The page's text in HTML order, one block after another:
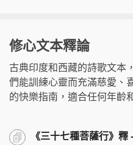
修心文本釋論
古典印度和西藏的詩歌文本
們能訓練心靈而充滿慈愛、
的快樂指南，適合任何年齡
《三十七種菩薩行》釋